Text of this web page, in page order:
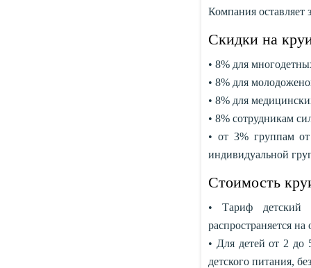
Компания оставляет
Скидки на
• 8% для
• 8% для
• 8% для
• 8% сотрудникам
• от 3% группам
индивидуальной
Стоимость
• Тариф детский
распространяется
• Для детей от 2 до
детского питания,